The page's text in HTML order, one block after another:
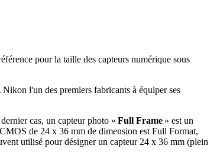
pour la taille des capteurs numérique sous
l'un des premiers fabricants à équiper ses
cas, un capteur photo « Full Frame » est un
de 24 x 36 mm de dimension est Full Format,
utilisé pour désigner un capteur 24 x 36 mm (plein